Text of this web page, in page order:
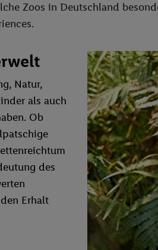
Zoos in Deutschland
Natur,
als auch
Ob
des
Erhalt